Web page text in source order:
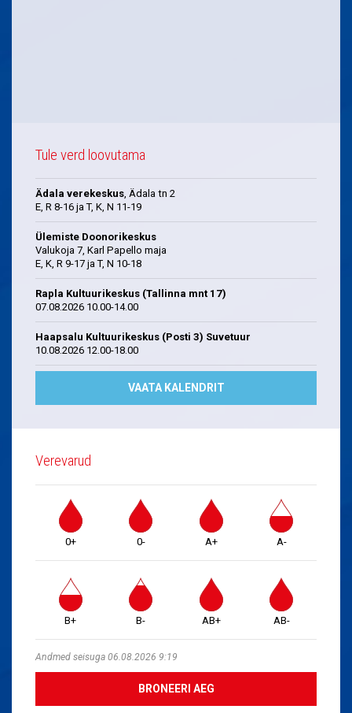
Tule verd loovutama
Ädala verekeskus, Ädala tn 2
E, R 8-16 ja T, K, N 11-19
Ülemiste Doonorikeskus
Valukoja 7, Karl Papello maja
E, K, R 9-17 ja T, N 10-18
Rapla Kultuurikeskus (Tallinna mnt 17)
07.08.2026 10.00-14.00
Haapsalu Kultuurikeskus (Posti 3) Suvetuur
10.08.2026 12.00-18.00
VAATA KALENDRIT
Verevarud
0+ 0- A+ A-
B+ B- AB+ AB-
Andmed seisuga 06.08.2026 9:19
BRONEERI AEG